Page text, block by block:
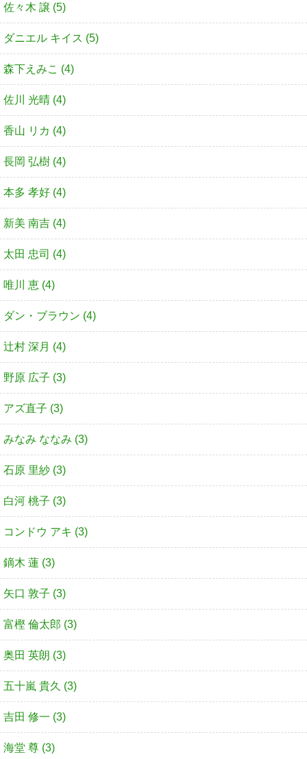
佐々木 譲 (5)
ダニエル キイス (5)
森下えみこ (4)
佐川 光晴 (4)
香山 リカ (4)
長岡 弘樹 (4)
本多 孝好 (4)
新美 南吉 (4)
太田 忠司 (4)
唯川 恵 (4)
ダン・ブラウン (4)
辻村 深月 (4)
野原 広子 (3)
アズ直子 (3)
みなみ ななみ (3)
石原 里紗 (3)
白河 桃子 (3)
コンドウ アキ (3)
鏑木 蓮 (3)
矢口 敦子 (3)
富樫 倫太郎 (3)
奥田 英朗 (3)
五十嵐 貴久 (3)
吉田 修一 (3)
海堂 尊 (3)